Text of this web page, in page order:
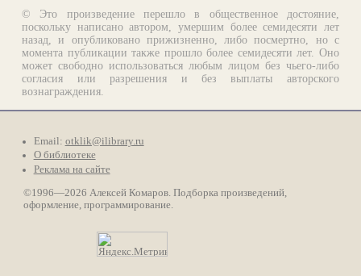
© Это произведение перешло в общественное достояние,
поскольку написано автором, умершим более семидесяти лет
назад, и опубликовано прижизненно, либо посмертно, но с
момента публикации также прошло более семидесяти лет. Оно
может свободно использоваться любым лицом без чьего-либо
согласия или разрешения и без выплаты авторского
вознаграждения.
Email: otklik@ilibrary.ru
О библиотеке
Реклама на сайте
©1996—2026 Алексей Комаров. Подборка произведений,
оформление, программирование.